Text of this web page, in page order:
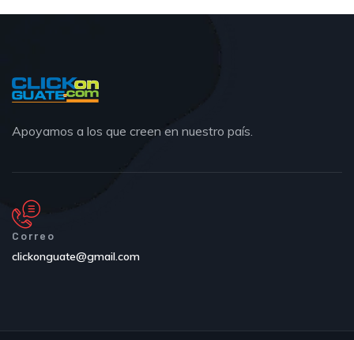
Apoyamos a los que creen en nuestro país.
Correo
clickonguate@gmail.com